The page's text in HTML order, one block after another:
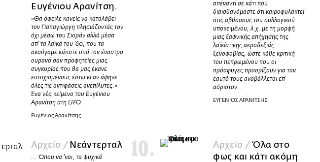
Ευγένιου Αρανίτση.
«Θα όφειλε κανείς να καταλάβει
τον Παπαγιώργη πλησιάζοντάς τον
όχι μέσω του Σιοράν αλλά μέσα
απ' τα λαϊκά του '60, που τα
ακούγαμε κάποτε υπό τον έναστρο
ουρανό σαν προφητείες μιας
συγκυρίας που θα μας έκανε
ευτυχισμένους έστω κι αν άφηνε
όλες τις αντιφάσεις ανεπίλυτες.»
Ένα νέο κείμενο του Ευγένιου
Αρανίτση στη LIFO.
Ευγένιος Αρανίτσης
απέναντι σε κάτι που
διαισθανόμαστε ότι καιροφυλακτεί
στις αβύσσους του συλλογικού
υποκειμένου, λ.χ. με τη μορφή
μιας ξαφνικής απήχησης της
λαϊκίστικης ακροδεξιάς
ξενοφοβίας, ώστε κάθε κριτική
του πεπρωμένου που οι
πρόσφυγες προορίζουν για τον
εαυτό τους αναβάλλεται επ'
αόριστον...
ΕΥΓΕΝΙΟΣ ΑΡΑΝΙΤΣΗΣ
Αρχείο / Νεάντερταλ
... Όπου να 'ναι, τα ψυχικά
Αρχείο /Όλα στο
φως και κάτι ακόμη